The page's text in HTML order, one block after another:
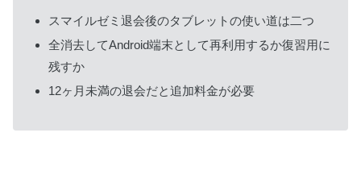
スマイルゼミ退会後のタブレットの使い道は二つ
全消去してAndroid端末として再利用するか復習用に
残すか
12ヶ月未満の退会だと追加料金が必要